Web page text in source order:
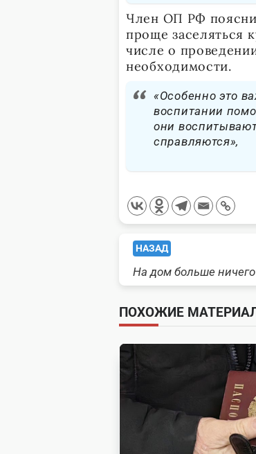
Член ОП РФ
проще заселяться
числе о
необходимости.
«Особенно это
воспитании
они
справляются»,
<span
class="nav-
subtitle
screen-
reader-
text">Page</
НАЗАД
На дом больше ничего
ПОХОЖИЕ